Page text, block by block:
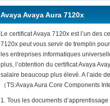
Avaya Avaya Aura 7120x
Le certificat Avaya 7120x est l’un des
7120x peut vous servir de tremplin
les entreprises informatiques
plus, l’obtention du certificat Avaya
salaire beaucoup plus élevé. A l’aide
（TS:Avaya Aura Core Components
1. Tous les documents